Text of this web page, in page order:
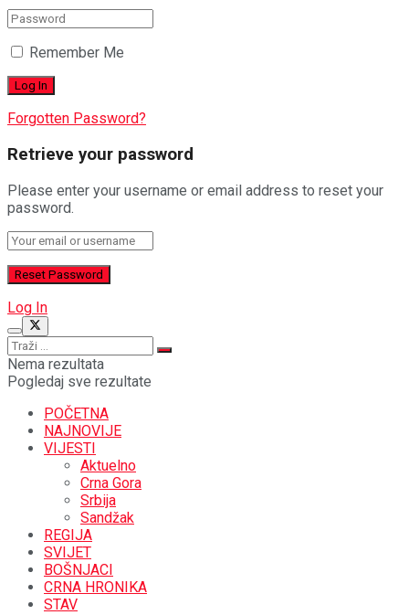
Remember Me
Forgotten Password?
Retrieve your password
Please enter your username or email address to reset your
password.
Log In
Nema rezultata
Pogledaj sve rezultate
POČETNA
NAJNOVIJE
VIJESTI
Aktuelno
Crna Gora
Srbija
Sandžak
REGIJA
SVIJET
BOŠNJACI
CRNA HRONIKA
STAV